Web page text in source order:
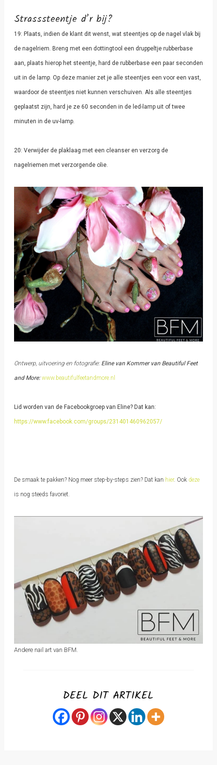
Strasssteentje d’r bij?
19: Plaats, indien de klant dit wenst, wat steentjes op de nagel vlak bij
de nagelriem. Breng met een dottingtool een druppeltje rubberbase
aan, plaats hierop het steentje, hard de rubberbase een paar seconden
uit in de lamp. Op deze manier zet je alle steentjes een voor een vast,
waardoor de steentjes niet kunnen verschuiven. Als alle steentjes
geplaatst zijn, hard je ze 60 seconden in de led-lamp uit of twee
minuten in de uv-lamp.
20: Verwijder de plaklaag met een cleanser en verzorg de
nagelriemen met verzorgende olie.
Ontwerp, uitvoering en fotografie: Eline van Kommer van Beautiful Feet
and More:www.beautifulfeetandmore.nl
Lid worden van de Facebookgroep van Eline? Dat kan:
https://www.facebook.com/groups/231401460962057/
De smaak te pakken? Nog meer step-by-steps zien? Dat kan hier. Ook deze
is nog steeds favoriet.
Andere nail art van BFM.
DEEL DIT ARTIKEL